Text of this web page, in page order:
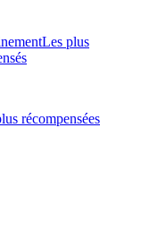
Les plus
récompensées